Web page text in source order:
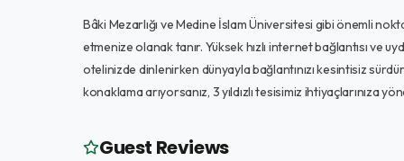
Bâki Mezarlığı ve Medine İslam Üniversitesi gibi önemli
etmenize olanak tanır. Yüksek hızlı internet bağlantısı ve
otelinizde dinlenirken dünyayla bağlantınızı kesintisiz
konaklama arıyorsanız, 3 yıldızlı tesisimiz ihtiyaçlarınıza
Guest Reviews